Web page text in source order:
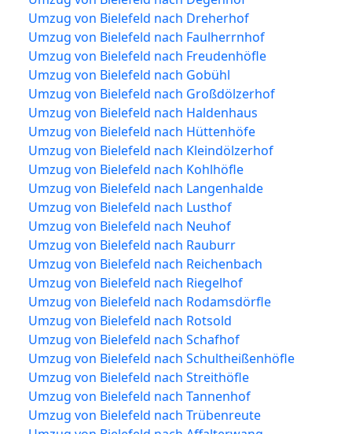
Umzug von Bielefeld nach Dreherhof
Umzug von Bielefeld nach Faulherrnhof
Umzug von Bielefeld nach Freudenhöfle
Umzug von Bielefeld nach Gobühl
Umzug von Bielefeld nach Großdölzerhof
Umzug von Bielefeld nach Haldenhaus
Umzug von Bielefeld nach Hüttenhöfe
Umzug von Bielefeld nach Kleindölzerhof
Umzug von Bielefeld nach Kohlhöfle
Umzug von Bielefeld nach Langenhalde
Umzug von Bielefeld nach Lusthof
Umzug von Bielefeld nach Neuhof
Umzug von Bielefeld nach Rauburr
Umzug von Bielefeld nach Reichenbach
Umzug von Bielefeld nach Riegelhof
Umzug von Bielefeld nach Rodamsdörfle
Umzug von Bielefeld nach Rotsold
Umzug von Bielefeld nach Schafhof
Umzug von Bielefeld nach Schultheißenhöfle
Umzug von Bielefeld nach Streithöfle
Umzug von Bielefeld nach Tannenhof
Umzug von Bielefeld nach Trübenreute